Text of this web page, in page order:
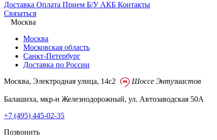
Доставка Оплата Прием Б/У АКБ Контакты
Связаться
Москва
Москва
Московская область
Санкт-Петербург
Доставка по России
Москва, Электродная улица, 14с2
Шоссе Энтузиастов
Балашиха, мкр-н Железнодорожный, ул. Автозаводская 50А
+7 (495) 445-02-35
Позвонить